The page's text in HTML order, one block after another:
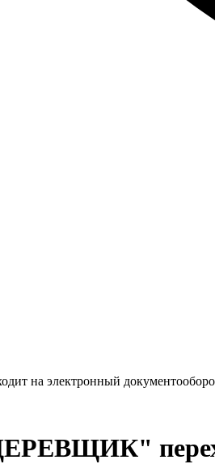
на электронный